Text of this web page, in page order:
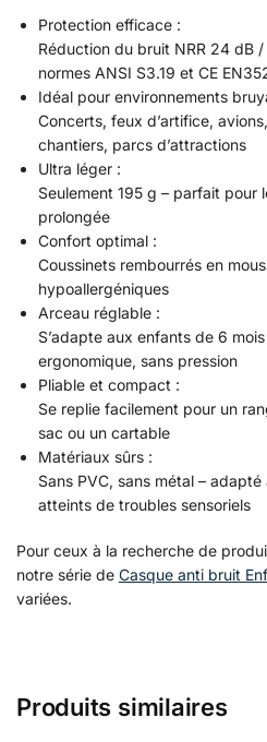
Protection efficace :
Réduction du bruit NRR 24 dB
normes ANSI S3.19 et CE
Idéal pour environnements
Concerts, feux d’artifice,
chantiers, parcs d’attractions
Ultra léger :
Seulement 195 g – parfait pour
prolongée
Confort optimal :
Coussinets rembourrés en
hypoallergéniques
Arceau réglable :
S’adapte aux enfants de 6
ergonomique, sans pression
Pliable et compact :
Se replie facilement pour un
sac ou un cartable
Matériaux sûrs :
Sans PVC, sans métal –
atteints de troubles sensoriels
Pour ceux à la recherche de
notre série de Casque anti bruit
variées.
Produits similaires